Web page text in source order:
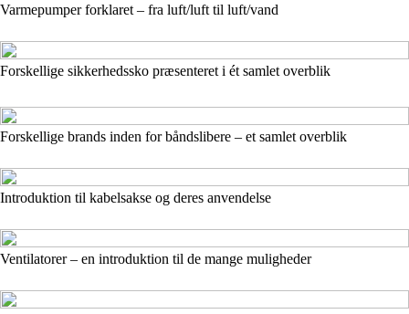
Varmepumper forklaret – fra luft/luft til luft/vand
Forskellige sikkerhedssko præsenteret i ét samlet overblik
Forskellige brands inden for båndslibere – et samlet overblik
Introduktion til kabelsakse og deres anvendelse
Ventilatorer – en introduktion til de mange muligheder